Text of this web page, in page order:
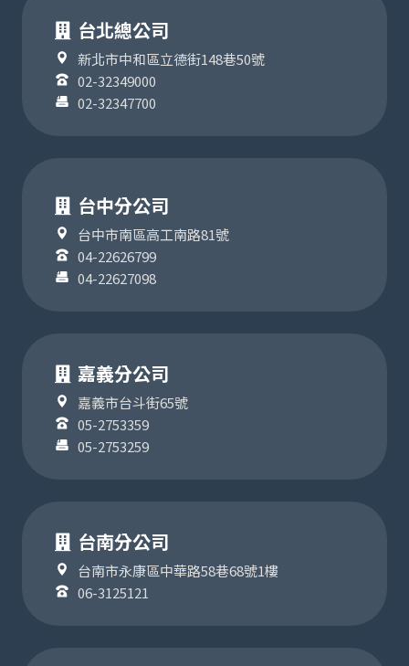
台北總公司
新北市中和區立德街148巷50號
02-32349000
02-32347700
台中分公司
台中市南區高工南路81號
04-22626799
04-22627098
嘉義分公司
嘉義市台斗街65號
05-2753359
05-2753259
台南分公司
台南市永康區中華路58巷68號1樓
06-3125121